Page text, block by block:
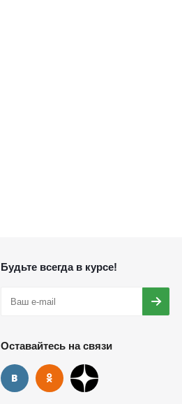
Будьте всегда в курсе!
Оставайтесь на связи